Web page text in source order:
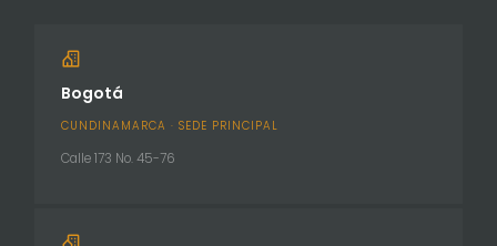
Bogotá
CUNDINAMARCA · SEDE PRINCIPAL
Calle 173 No. 45-76